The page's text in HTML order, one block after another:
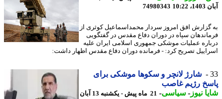
74980343
افق امروز سردار محمداسماعیل کوثری از
سپاه در دوران دفاع مقدس در گفتگویی
عملیات موشکی جمهوری اسلامی ایران علیه
تصریح کرد: - فرمانده دوران دفاع مقدس اظهار داشت:
شارژ لانچر و سکوها موشکی برای
رژیم غاصب
نیوز-سیاسی-
21 ماه پیش - یکشنبه 13 آبان